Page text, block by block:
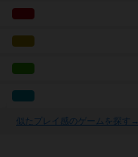
似たプレイ感のゲームを探す→